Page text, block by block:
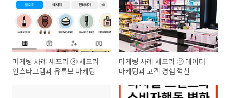
마케팅 사례 세포라 ③ 세포라
인스타그램과 유튜브 마케팅
마케팅 사례 세포라 ② 데이터
마케팅과 고객 경험 혁신